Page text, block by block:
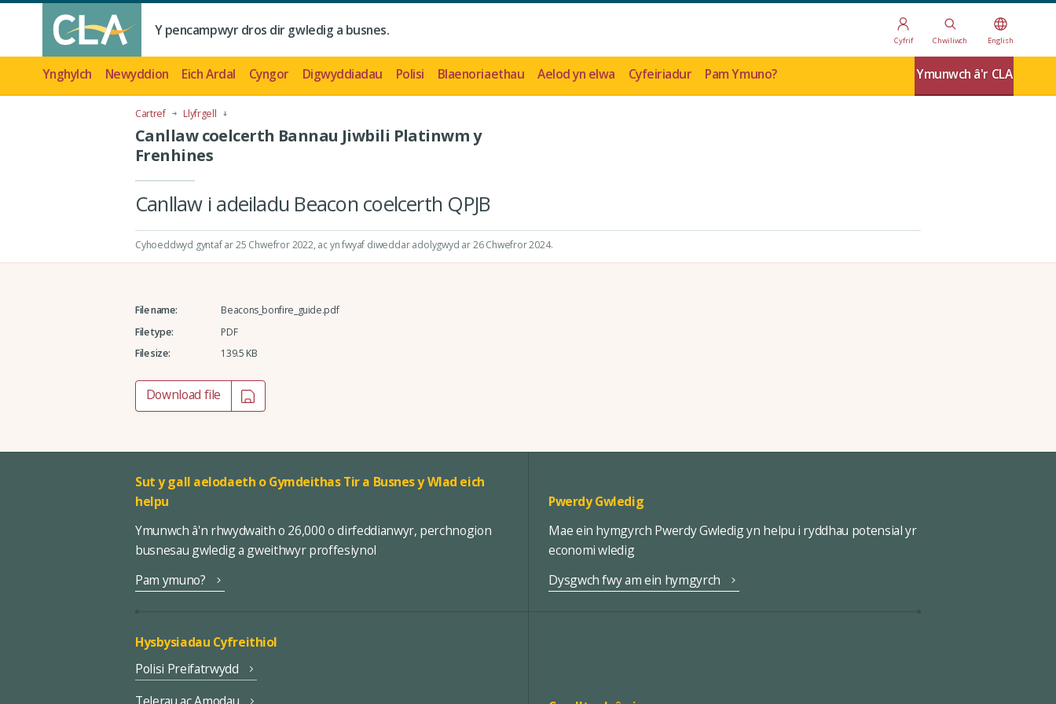
Y pencampwyr dros dir gwledig a busnes.
Cyfrif Chwiliwch English
Ynghylch Newyddion Eich Ardal Cyngor Digwyddiadau Polisi Blaenoriaethau Aelod yn elwa Cyfeiriadur Pam Ymuno? Ymunwch â'r CLA
Cartref Llyfrgell
Canllaw coelcerth Bannau Jiwbili Platinwm y
Frenhines
Canllaw i adeiladu Beacon coelcerth QPJB
Cyhoeddwyd gyntaf ar 25 Chwefror 2022, ac yn fwyaf diweddar adolygwyd ar 26 Chwefror 2024.
File name:
Beacons_bonfire_guide.pdf
File type:
PDF
File size:
139.5 KB
Download file
Sut y gall aelodaeth o Gymdeithas Tir a Busnes y Wlad eich
helpu
Ymunwch â'n rhwydwaith o 26,000 o dirfeddianwyr, perchnogion
busnesau gwledig a gweithwyr proffesiynol
Pam ymuno?
Pwerdy Gwledig
Mae ein hymgyrch Pwerdy Gwledig yn helpu i ryddhau potensial yr
economi wledig
Dysgwch fwy am ein hymgyrch
Hysbysiadau Cyfreithiol
Polisi Preifatrwydd